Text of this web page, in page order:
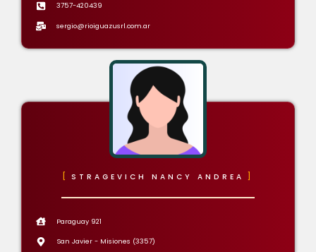
3757-420439
sergio@rioiguazusrl.com.ar
STRAGEVICH NANCY ANDREA
Paraguay 921
San Javier - Misiones (3357)